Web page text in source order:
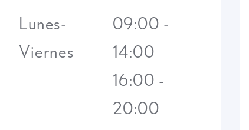
Lunes-
Viernes
09:00 -
14:00
16:00 -
20:00